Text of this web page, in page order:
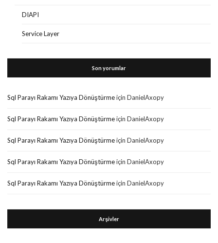
DIAPI
Service Layer
Son yorumlar
Sql Parayı Rakamı Yazıya Dönüştürmeiçin DanielAxopy
Sql Parayı Rakamı Yazıya Dönüştürmeiçin DanielAxopy
Sql Parayı Rakamı Yazıya Dönüştürmeiçin DanielAxopy
Sql Parayı Rakamı Yazıya Dönüştürmeiçin DanielAxopy
Sql Parayı Rakamı Yazıya Dönüştürmeiçin DanielAxopy
Arşivler